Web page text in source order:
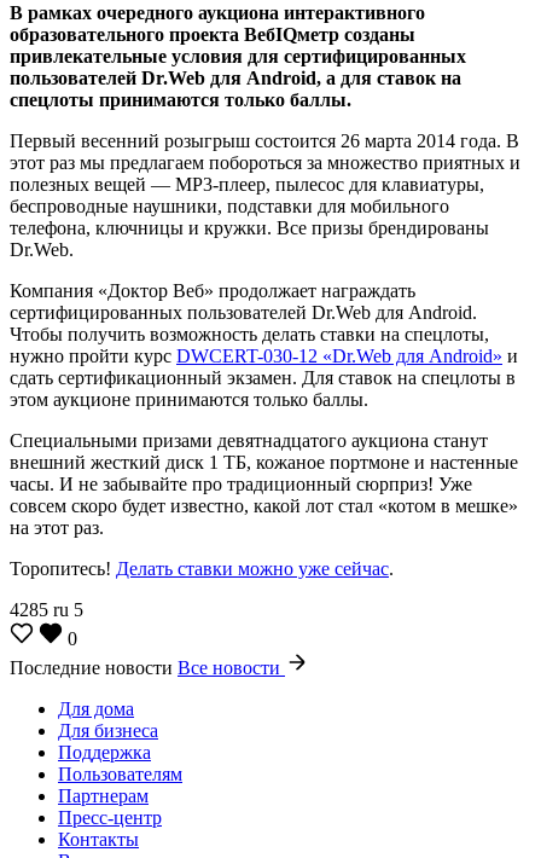
В рамках очередного аукциона интерактивного
образовательного проекта ВебIQметр созданы
привлекательные условия для сертифицированных
пользователей Dr.Web для Android, а для ставок на
спецлоты принимаются только баллы.
Первый весенний розыгрыш состоится 26 марта 2014 года. В
этот раз мы предлагаем побороться за множество приятных и
полезных вещей — МР3-плеер, пылесос для клавиатуры,
беспроводные наушники, подставки для мобильного
телефона, ключницы и кружки. Все призы брендированы
Dr.Web.
Компания «Доктор Веб» продолжает награждать
сертифицированных пользователей Dr.Web для Android.
Чтобы получить возможность делать ставки на спецлоты,
нужно пройти курс DWCERT-030-12 «Dr.Web для Android» и
сдать сертификационный экзамен. Для ставок на спецлоты в
этом аукционе принимаются только баллы.
Специальными призами девятнадцатого аукциона станут
внешний жесткий диск 1 ТБ, кожаное портмоне и настенные
часы. И не забывайте про традиционный сюрприз! Уже
совсем скоро будет известно, какой лот стал «котом в мешке»
на этот раз.
Торопитесь! Делать ставки можно уже сейчас.
4285 ru 5
0
Последние новости Все новости
Для дома
Для бизнеса
Поддержка
Пользователям
Партнерам
Пресс-центр
Контакты